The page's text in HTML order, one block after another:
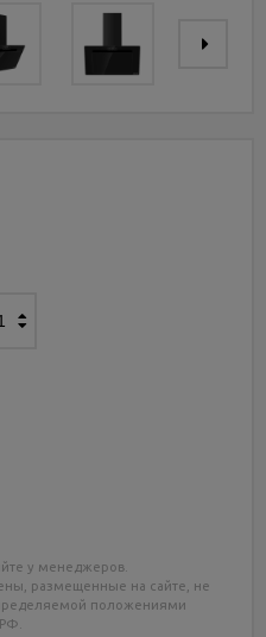
у менеджеров.
размещенные на сайте, не
положениями